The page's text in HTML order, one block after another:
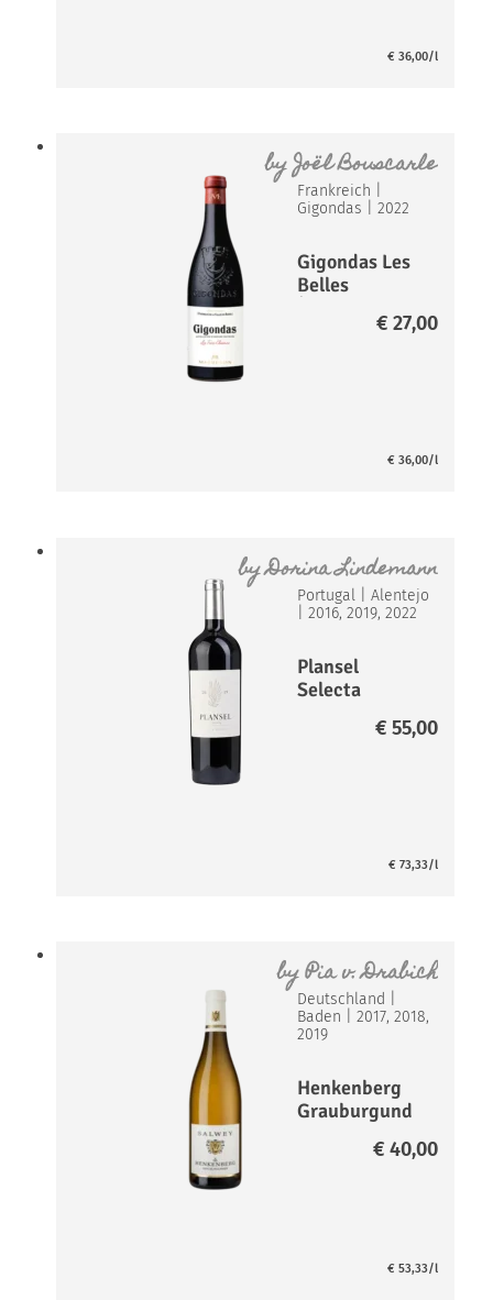
€ 36,00/l
byJoël Bouscarle
Frankreich
Gigondas |2022
Gigondas Les
Belles
€ 27,00
€ 36,00/l
byDorina Lindemann
Portugal |Alentejo
|2016, 2019, 2022
Plansel
Selecta
€ 55,00
€ 73,33/l
byPia v. Drabich
Deutschland
Baden |2017, 2018,
2019
Henkenberg
Grauburgund
€ 40,00
€ 53,33/l